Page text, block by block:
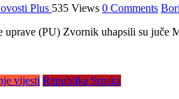
Plus 535 Views 0 Comments
uprave (PU) Zvornik uhapsili su juče
vijesti Republika Srpska